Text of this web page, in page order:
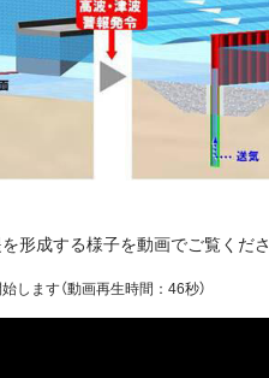
形成する様子を動画でご覧くだ
ます（動画再生時間：46秒）